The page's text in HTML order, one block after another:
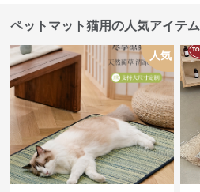
ペットマット猫用の人気アイテム
人気